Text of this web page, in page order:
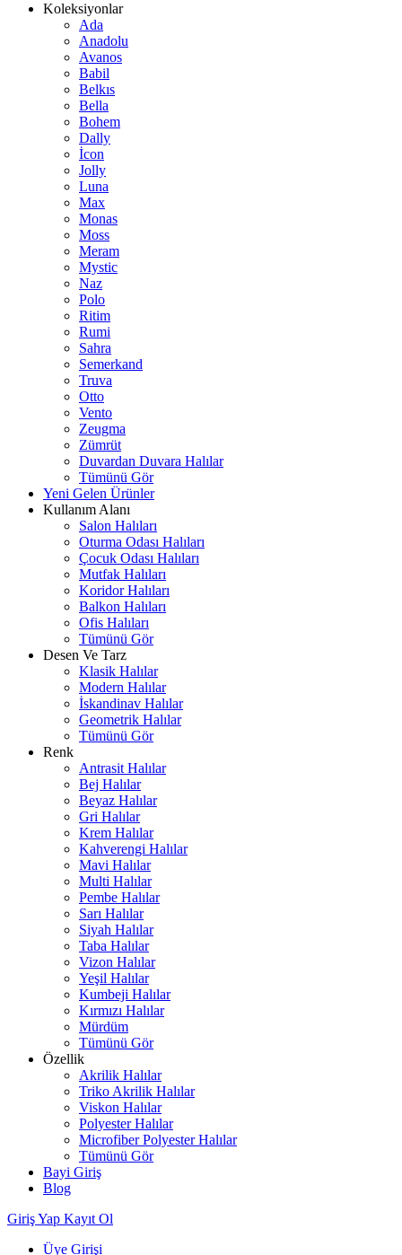
Koleksiyonlar
Ada
Anadolu
Avanos
Babil
Belkıs
Bella
Bohem
Dally
İcon
Jolly
Luna
Max
Monas
Moss
Meram
Mystic
Naz
Polo
Ritim
Rumi
Sahra
Semerkand
Truva
Otto
Vento
Zeugma
Zümrüt
Duvardan Duvara Halılar
Tümünü Gör
Yeni Gelen Ürünler
Kullanım Alanı
Salon Halıları
Oturma Odası Halıları
Çocuk Odası Halıları
Mutfak Halıları
Koridor Halıları
Balkon Halıları
Ofis Halıları
Tümünü Gör
Desen Ve Tarz
Klasik Halılar
Modern Halılar
İskandinav Halılar
Geometrik Halılar
Tümünü Gör
Renk
Antrasit Halılar
Bej Halılar
Beyaz Halılar
Gri Halılar
Krem Halılar
Kahverengi Halılar
Mavi Halılar
Multi Halılar
Pembe Halılar
Sarı Halılar
Siyah Halılar
Taba Halılar
Vizon Halılar
Yeşil Halılar
Kumbeji Halılar
Kırmızı Halılar
Mürdüm
Tümünü Gör
Özellik
Akrilik Halılar
Triko Akrilik Halılar
Viskon Halılar
Polyester Halılar
Microfiber Polyester Halılar
Tümünü Gör
Bayi Giriş
Blog
Giriş Yap Kayıt Ol
Üye Girişi